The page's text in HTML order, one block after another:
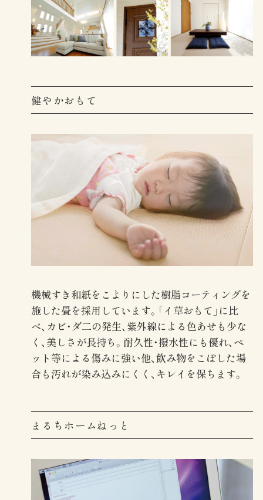
健やかおもて
機械すき和紙をこよりにした樹脂コーティングを
施した畳を採用しています。「イ草おもて」に比
べ、カビ・ダ二の発生、紫外線による色あせも少な
く、美しさが長持ち。耐久性・撥水性にも優れ、ペ
ット等による傷みに強い他、飲み物をこぼした場
合も汚れが染み込みにくく、キレイを保ちます。
まるちホームねっと